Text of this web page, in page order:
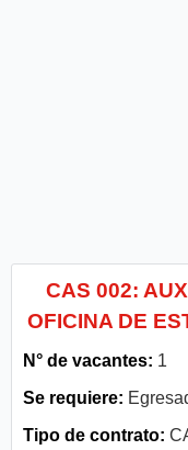
CAS 002:
OFICINA DE
N° de vacantes: 1
Se requiere:
Tipo de contrato: